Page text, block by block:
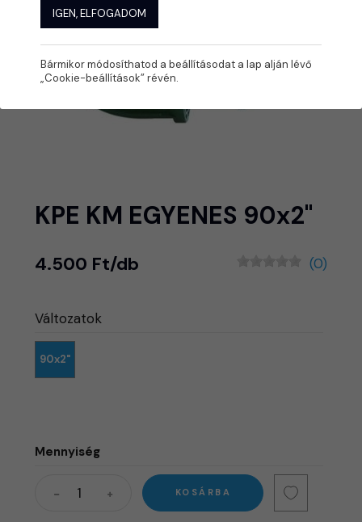
KPE KM EGYENES 90x2"
4.500 Ft/db (0)
Változatok
90x2"
Mennyiség
KOSÁRBA
IGEN, ELFOGADOM
Bármikor módosíthatod a beállításodat a lap alján lévő
„Cookie-beállítások” révén.